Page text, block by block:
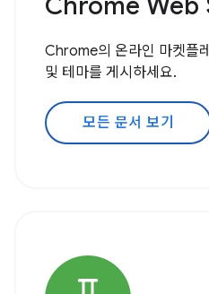
Chrome의 온라인 마켓플
및 테마를 게시하세요.
모든 문서 보기